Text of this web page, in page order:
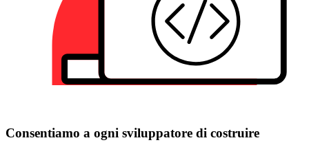
Consentiamo a ogni sviluppatore di costruire